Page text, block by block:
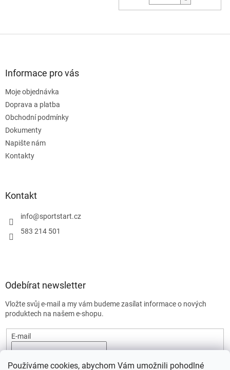
Používáme cookies, abychom Vám umožnili pohodlné
Informace pro vás
Moje objednávka
Doprava a platba
Obchodní podmínky
Dokumenty
Napište nám
Kontakty
Kontakt
info@sportstart.cz
583 214 501
Odebírat newsletter
Vložte svůj e-mail a my vám budeme zasílat informace o nových
produktech na našem e-shopu.
E-mail